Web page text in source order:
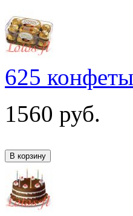
625
1560 руб.